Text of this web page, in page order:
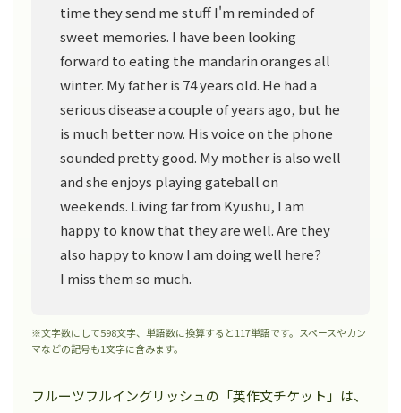
time they send me stuff I'm reminded of
sweet memories. I have been looking
forward to eating the mandarin oranges all
winter. My father is 74 years old. He had a
serious disease a couple of years ago, but he
is much better now. His voice on the phone
sounded pretty good. My mother is also well
and she enjoys playing gateball on
weekends. Living far from Kyushu, I am
happy to know that they are well. Are they
also happy to know I am doing well here?
I miss them so much.
※文字数にして598文字、単語数に換算すると117単語です。スペースやカン
マなどの記号も1文字に含みます。
フルーツフルイングリッシュの「英作文チケット」は、